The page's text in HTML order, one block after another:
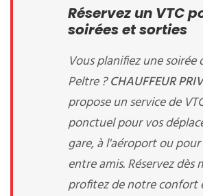
Réservez un VTC
soirées et sorties
Vous planifiez une soirée
Peltre ?CHAUFFEUR
propose un service de
ponctuel pour vos
gare, à l'aéroport ou
entre amis. Réservez
profitez de notre confort